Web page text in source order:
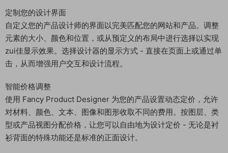
定制您的设计界面
自定义您的产品设计师的界面以完美匹配您的网站和产品。调整
元素的大小、颜色和位置，或从预定义的布局中进行选择以实现
zui佳显示效果。选择设计器的显示方式 - 直接在页面上或通过单
击，从而增强用户交互和设计流程。
智能价格调整
使用 Fancy Product Designer 为您的产品设置动态定价，允许
对材料、颜色、文本、图像和图形收取不同的费用。按图层、类
型或产品视图分配价格，让您可以自由地为设计定价 - 无论是衬
衫背面的特殊功能还是标准的正面设计。